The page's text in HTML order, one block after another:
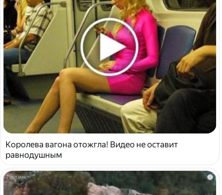
Королева вагона отожгла! Видео не оставит
равнодушным
i